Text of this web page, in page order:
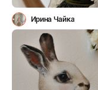
Ирина Чайка